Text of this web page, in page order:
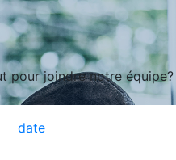
pour joindre notre
date